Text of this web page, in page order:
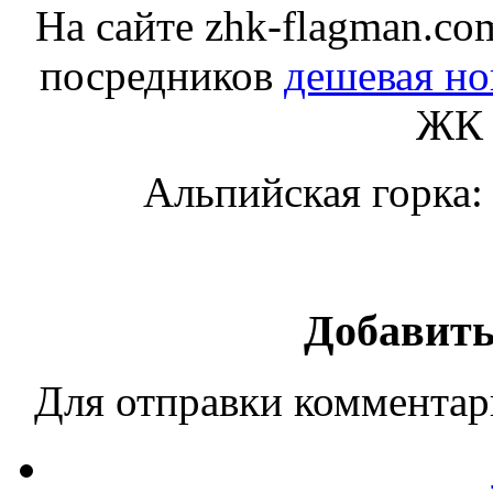
На сайте zhk-
посредников дешевая
ЖК
Альпийская
Для отправки